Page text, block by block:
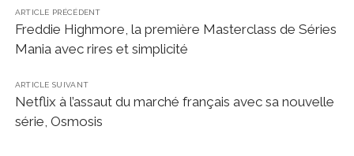
ARTICLE PRÉCÉDENT
Freddie Highmore, la première Masterclass de Séries
Mania avec rires et simplicité
ARTICLE SUIVANT
Netflix à l’assaut du marché français avec sa nouvelle
série, Osmosis